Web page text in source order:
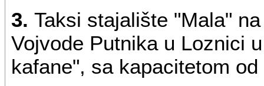
3. Taksi stajalište "Mala"
Vojvode Putnika u Loznici
kafane", sa kapacitetom